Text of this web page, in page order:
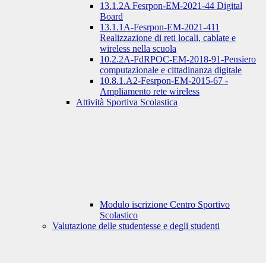
13.1.2A Fesrpon-EM-2021-44 Digital
Board
13.1.1A-Fesrpon-EM-2021-411
Realizzazione di reti locali, cablate e
wireless nella scuola
10.2.2A-FdRPOC-EM-2018-91-Pensiero
computazionale e cittadinanza digitale
10.8.1.A2-Fesrpon-EM-2015-67 -
Ampliamento rete wireless
Attività Sportiva Scolastica
Modulo iscrizione Centro Sportivo
Scolastico
Valutazione delle studentesse e degli studenti